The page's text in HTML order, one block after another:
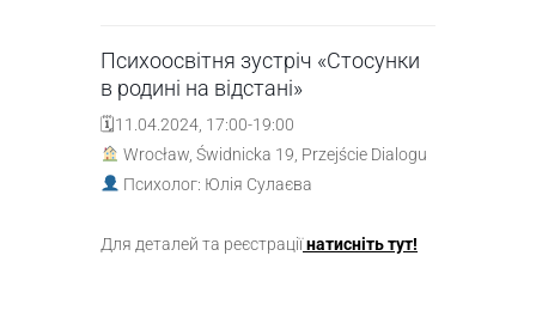
Психоосвітня зустріч «Стосунки
в родині на відстані»
🗓11.04.2024, 17:00-19:00
Wrocław, Świdnicka 19, Przejście Dialogu
Психолог: Юлія Сулаєва
Для деталей та реєстраціїнатисніть тут!